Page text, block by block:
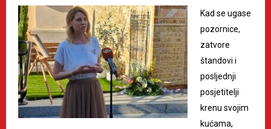
Kad se ugase
pozornice,
zatvore
štandovi i
posljednji
posjetitelji
krenu svojim
kućama,